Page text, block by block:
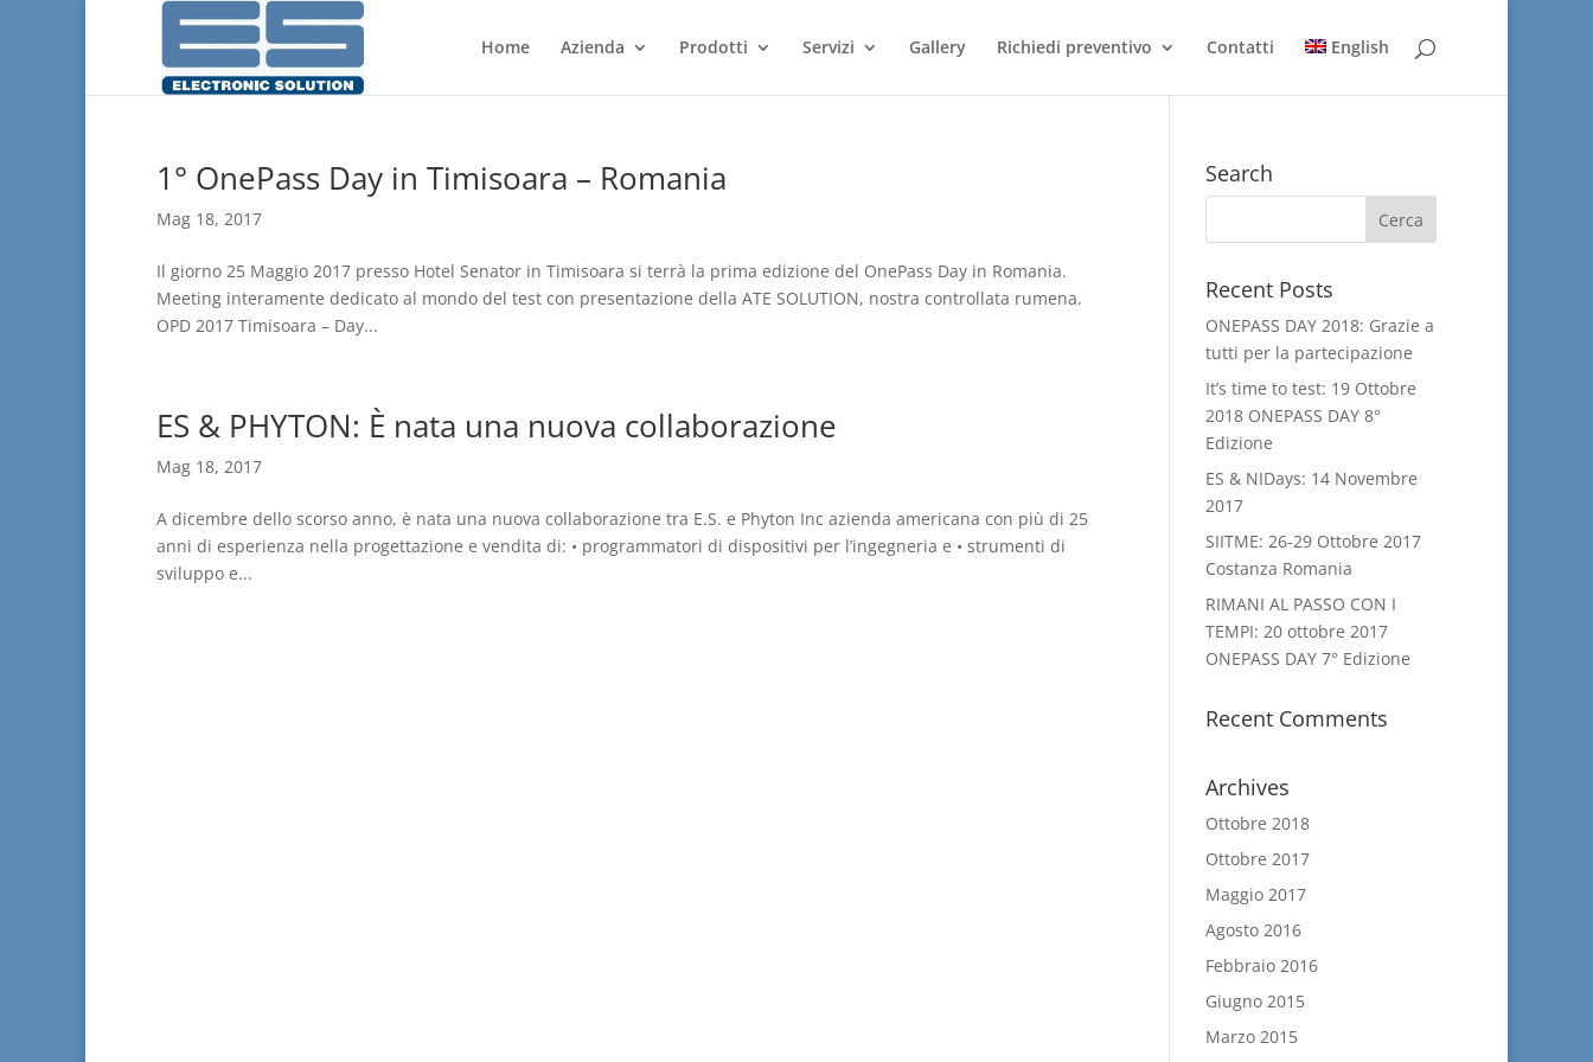
Home Azienda Prodotti Servizi Gallery Richiedi preventivo Contatti English
1° OnePass Day in Timisoara – Romania
Mag 18, 2017
Il giorno 25 Maggio 2017 presso Hotel Senator in Timisoara si terrà la prima edizione del OnePass Day in Romania.
Meeting interamente dedicato al mondo del test con presentazione della ATE SOLUTION, nostra controllata rumena.
OPD 2017 Timisoara – Day...
ES & PHYTON: È nata una nuova collaborazione
Mag 18, 2017
A dicembre dello scorso anno, è nata una nuova collaborazione tra E.S. e Phyton Inc azienda americana con più di 25
anni di esperienza nella progettazione e vendita di: • programmatori di dispositivi per l’ingegneria e • strumenti di
sviluppo e...
Search
Recent Posts
ONEPASS DAY 2018: Grazie a
tutti per la partecipazione
It’s time to test: 19 Ottobre
2018 ONEPASS DAY 8°
Edizione
ES & NIDays: 14 Novembre
2017
SIITME: 26-29 Ottobre 2017
Costanza Romania
RIMANI AL PASSO CON I
TEMPI: 20 ottobre 2017
ONEPASS DAY 7° Edizione
Recent Comments
Archives
Ottobre 2018
Ottobre 2017
Maggio 2017
Agosto 2016
Febbraio 2016
Giugno 2015
Marzo 2015